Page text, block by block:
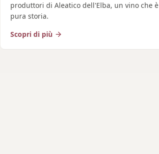
produttori di Aleatico dell'Elba, un vino che è
pura storia.
Scopri di più